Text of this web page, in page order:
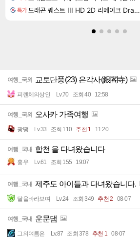
특가 드래곤 퀘스트 III HD 2D 리메이크 Dragon Quest III HD 2D Remake
여행_국외 교토단풍(23) 은각사(銀閣寺)
피렌체의상인 Lv.70 조회 40 12:58
여행_국외 오사카 가족여행
광땡 Lv.33 조회 110 추천 1 11:20
여행_국내 합천 을 다녀왔습니다
흥우 Lv.61 조회 155 19:07
여행_국내 제주도 아이들과 다녀왔습니다.
달을바라보며 Lv.24 조회 349 추천 2 08-07
여행_국내 운문댐
그의여름은 Lv.87 조회 378 추천 1 08-07